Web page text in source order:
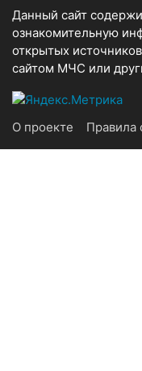
Данный сайт
ознакомительную
открытых
сайтом МЧС или
О проекте Правила